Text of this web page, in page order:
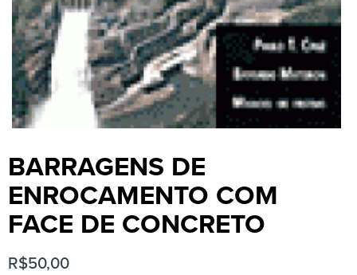
BARRAGENS DE
ENROCAMENTO COM
FACE DE CONCRETO
R$50,00